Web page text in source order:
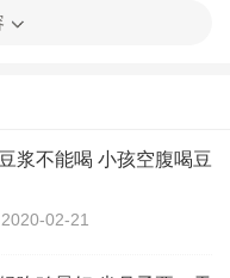
去咨询一下。要确定
压迫胎宝宝、羊水减
的问题。
浆不能喝 小孩空腹喝豆
2020-02-21